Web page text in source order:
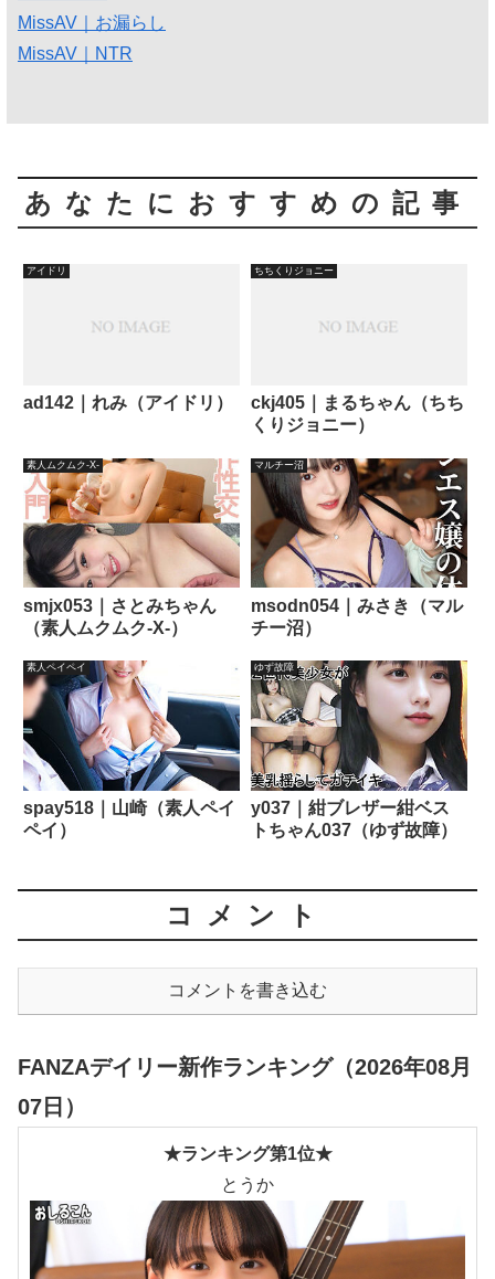
MissAV｜お漏らし
MissAV｜NTR
あなたにおすすめの記事
アイドリ
ad142｜れみ（アイドリ）
ちちくりジョニー
ckj405｜まるちゃん（ちち
くりジョニー）
素人ムクムク-X-
smjx053｜さとみちゃん
（素人ムクムク-X-）
マルチー沼
msodn054｜みさき（マル
チー沼）
素人ペイペイ
spay518｜山崎（素人ペイ
ペイ）
ゆず故障
y037｜紺ブレザー紺ベス
トちゃん037（ゆず故障）
コメント
コメントを書き込む
FANZAデイリー新作ランキング（2026年08月
07日）
★ランキング第1位★
とうか